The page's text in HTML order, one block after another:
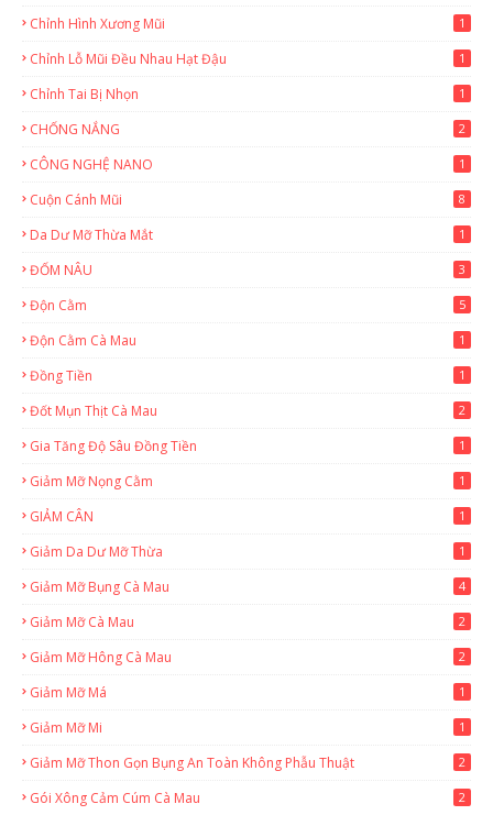
Chỉnh Hình Xương Mũi 1
Chỉnh Lỗ Mũi Đều Nhau Hạt Đậu 1
Chỉnh Tai Bị Nhọn 1
CHỐNG NẮNG 2
CÔNG NGHỆ NANO 1
Cuộn Cánh Mũi 8
Da Dư Mỡ Thừa Mắt 1
ĐỐM NÂU 3
Độn Cằm 5
Độn Cằm Cà Mau 1
Đồng Tiền 1
Đốt Mụn Thịt Cà Mau 2
Gia Tăng Độ Sâu Đồng Tiền 1
Giảm Mỡ Nọng Cằm 1
GIẢM CÂN 1
Giảm Da Dư Mỡ Thừa 1
Giảm Mỡ Bụng Cà Mau 4
Giảm Mỡ Cà Mau 2
Giảm Mỡ Hông Cà Mau 2
Giảm Mỡ Má 1
Giảm Mỡ Mi 1
Giảm Mỡ Thon Gọn Bụng An Toàn Không Phẫu Thuật 2
Gói Xông Cảm Cúm Cà Mau 2